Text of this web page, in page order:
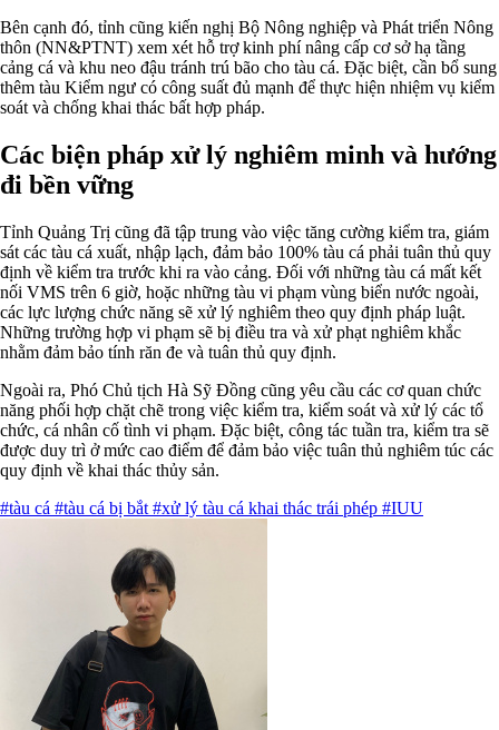
Bên cạnh đó, tỉnh cũng kiến nghị Bộ Nông nghiệp và Phát triển Nông
thôn (NN&PTNT) xem xét hỗ trợ kinh phí nâng cấp cơ sở hạ tầng
cảng cá và khu neo đậu tránh trú bão cho tàu cá. Đặc biệt, cần bổ sung
thêm tàu Kiểm ngư có công suất đủ mạnh để thực hiện nhiệm vụ kiểm
soát và chống khai thác bất hợp pháp.
Các biện pháp xử lý nghiêm minh và hướng
đi bền vững
Tỉnh Quảng Trị cũng đã tập trung vào việc tăng cường kiểm tra, giám
sát các tàu cá xuất, nhập lạch, đảm bảo 100% tàu cá phải tuân thủ quy
định về kiểm tra trước khi ra vào cảng. Đối với những tàu cá mất kết
nối VMS trên 6 giờ, hoặc những tàu vi phạm vùng biển nước ngoài,
các lực lượng chức năng sẽ xử lý nghiêm theo quy định pháp luật.
Những trường hợp vi phạm sẽ bị điều tra và xử phạt nghiêm khắc
nhằm đảm bảo tính răn đe và tuân thủ quy định.
Ngoài ra, Phó Chủ tịch Hà Sỹ Đồng cũng yêu cầu các cơ quan chức
năng phối hợp chặt chẽ trong việc kiểm tra, kiểm soát và xử lý các tổ
chức, cá nhân cố tình vi phạm. Đặc biệt, công tác tuần tra, kiểm tra sẽ
được duy trì ở mức cao điểm để đảm bảo việc tuân thủ nghiêm túc các
quy định về khai thác thủy sản.
#tàu cá #tàu cá bị bắt #xử lý tàu cá khai thác trái phép #IUU